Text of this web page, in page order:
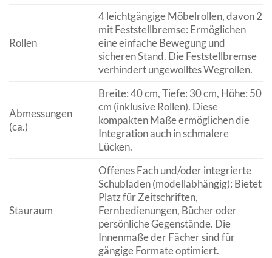
Rollen
4 leichtgängige Möbelrollen, davon 2
mit Feststellbremse: Ermöglichen
eine einfache Bewegung und
sicheren Stand. Die Feststellbremse
verhindert ungewolltes Wegrollen.
Abmessungen
(ca.)
Breite: 40 cm, Tiefe: 30 cm, Höhe: 50
cm (inklusive Rollen). Diese
kompakten Maße ermöglichen die
Integration auch in schmalere
Lücken.
Stauraum
Offenes Fach und/oder integrierte
Schubladen (modellabhängig): Bietet
Platz für Zeitschriften,
Fernbedienungen, Bücher oder
persönliche Gegenstände. Die
Innenmaße der Fächer sind für
gängige Formate optimiert.